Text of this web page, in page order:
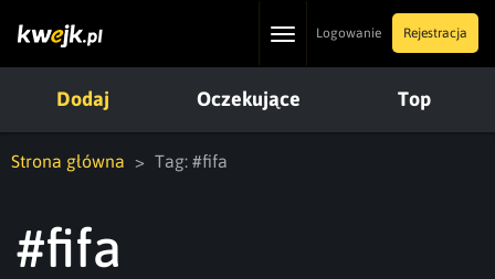
ToggleLogowanie Rejestracja
Dodaj Oczekujące Top
Strona główna Tag: #fifa
#fifa